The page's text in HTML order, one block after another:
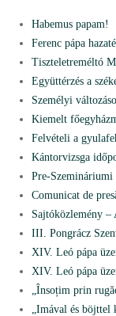
Habemus papam!
Ferenc pápa
Tiszteletreméltó
Együttérzés a
Személyi
Kiemelt
Felvételi a
Kántorvizsga
Pre-Szemináriumi
Comunicat de
Sajtóközlemény –
III. Pongrácz
XIV. Leó pápa
XIV. Leó pápa
„Însoțim prin
„Imával és böjttel